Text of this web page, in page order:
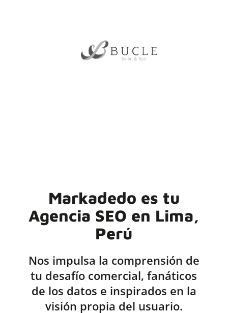
Markadedo es tu
Agencia SEO en Lima,
Perú
Nos impulsa la comprensión de
tu desafío comercial, fanáticos
de los datos e inspirados en la
visión propia del usuario.